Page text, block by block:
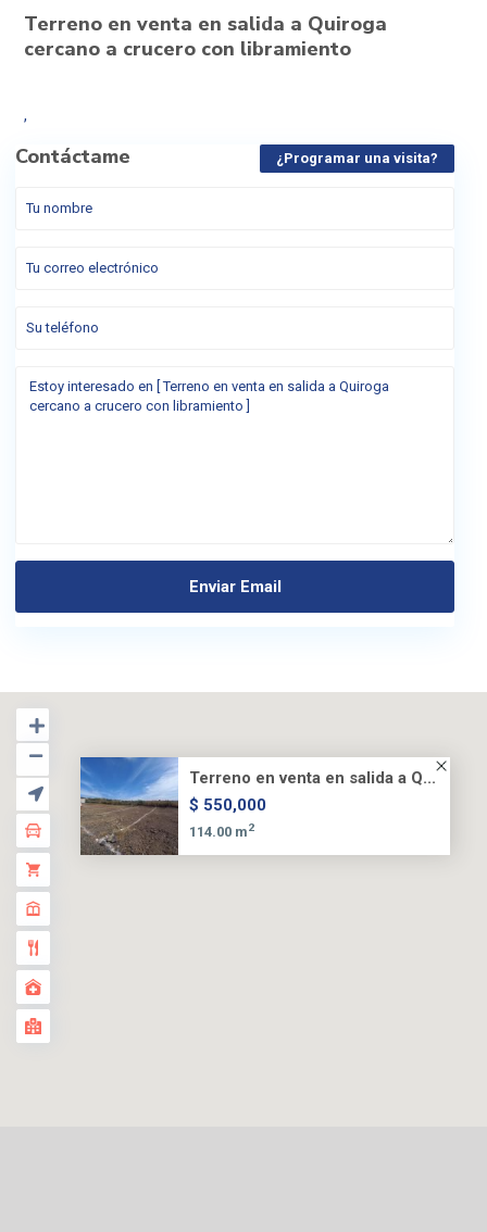
Terreno en venta en salida a Quiroga
cercano a crucero con libramiento
,
Contáctame ¿Programar una visita?
Terreno en venta en salida a Q...
$ 550,000
114.00 m2